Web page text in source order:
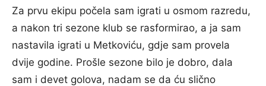
Za prvu ekipu počela sam igrati u osmom razredu,
a nakon tri sezone klub se rasformirao, a ja sam
nastavila igrati u Metkoviću, gdje sam provela
dvije godine. Prošle sezone bilo je dobro, dala
sam i devet golova, nadam se da ću slično